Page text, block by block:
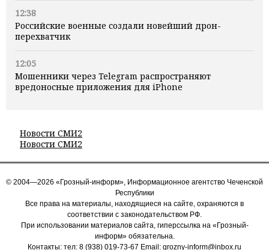
12:38
Российские военные создали новейший дрон-
перехватчик
12:05
Мошенники через Telegram распространяют
вредоносные приложения для iPhone
Новости СМИ2
Новости СМИ2
© 2004—2026 «Грозный-информ», Информационное агентство Чеченской
Республики
Все права на материалы, находящиеся на сайте, охраняются в
соответствии с законодательством РФ.
При использовании материалов сайта, гиперссылка на «Грозный-
информ» обязательна.
Контакты: тел: 8 (938) 019-73-67 Email: grozny-inform@inbox.ru